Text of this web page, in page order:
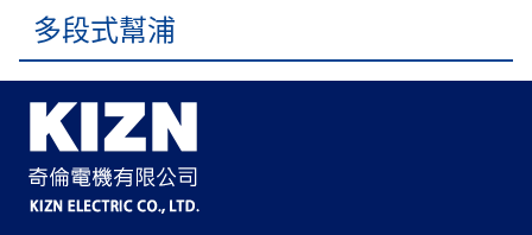
多段式幫浦